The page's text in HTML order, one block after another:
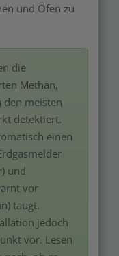
und Öfen zu
die
Methan,
den meisten
detektiert.
einen
und
vor
taugt.
jedoch
vor. Lesen